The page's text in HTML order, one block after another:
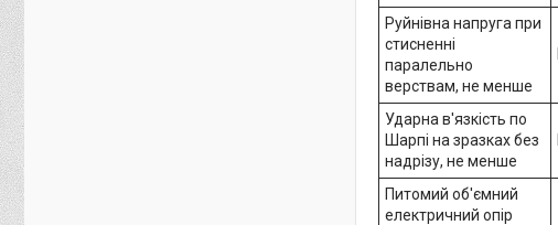
Руйнівна напруга при
стисненні
паралельно
верствам, не менше
Ударна в'язкість по
Шарпі на зразках без
надрізу, не менше
Питомий об'ємний
електричний опір